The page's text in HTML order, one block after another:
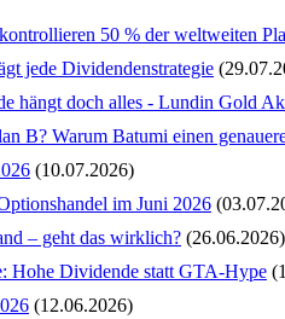
50 % der weltweiten
jede Dividendenstrategie
hängt doch alles - Lundin Gold
B? Warum Batumi einen
(10.07.2026)
im Juni 2026
– geht das wirklich? (26.06.2026)
Hohe Dividende statt GTA-Hype
(12.06.2026)